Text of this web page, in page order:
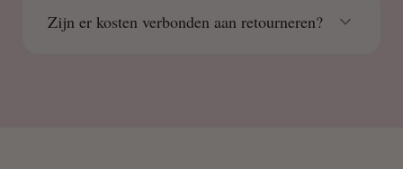
Zijn er kosten verbonden aan retourneren?